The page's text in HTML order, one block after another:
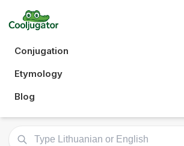
Conjugation
Etymology
Blog